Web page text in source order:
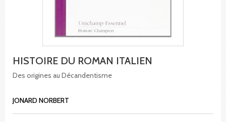
HISTOIRE DU ROMAN ITALIEN
Des origines au Décandentisme
JONARD NORBERT